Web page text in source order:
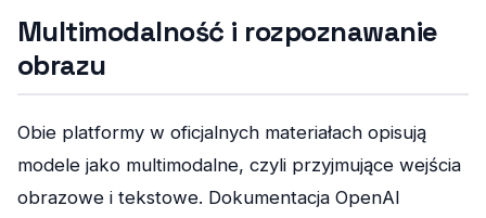
Multimodalność i rozpoznawanie
obrazu
Obie platformy w oficjalnych materiałach opisują
modele jako multimodalne, czyli przyjmujące wejścia
obrazowe i tekstowe. Dokumentacja OpenAI